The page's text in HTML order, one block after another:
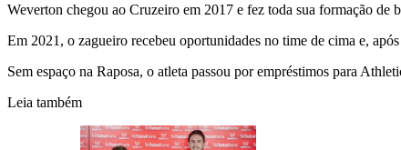
Weverton chegou ao Cruzeiro em 2017 e fez toda sua formação de
Em 2021, o zagueiro recebeu oportunidades no time de cima e,
Sem espaço na Raposa, o atleta passou por empréstimos para
Leia também